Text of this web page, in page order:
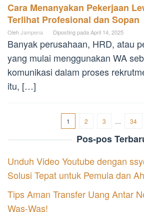
Cara Menanyakan Pekerjaan
Terlihat Profesional dan Sopan
OlehJampena Diposting pada April 14, 2025
Banyak perusahaan, HRD, atau
yang mulai menggunakan WA
komunikasi dalam proses
itu, […]
1 2 3 … 34
Pos-pos
Unduh Video Youtube dengan
Solusi Tepat untuk Pemula dan
Tips Aman Transfer Uang Antar
Was-Was!